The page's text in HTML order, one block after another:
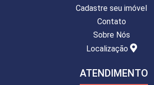
Cadastre seu imóvel
Contato
Sobre Nós
Localização
ATENDIMENTO